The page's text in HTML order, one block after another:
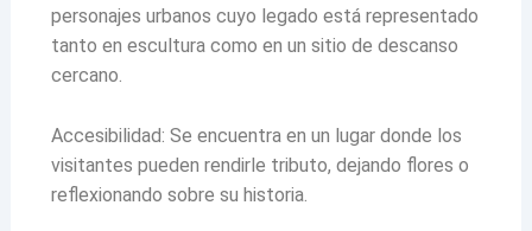
personajes urbanos cuyo legado está representado
tanto en escultura como en un sitio de descanso
cercano.
Accesibilidad: Se encuentra en un lugar donde los
visitantes pueden rendirle tributo, dejando flores o
reflexionando sobre su historia.